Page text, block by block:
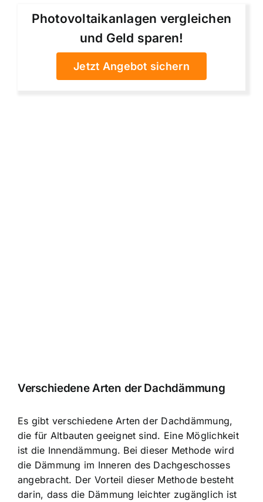
Photovoltaikanlagen vergleichen
und Geld sparen!
Jetzt Angebot sichern
Verschiedene Arten der Dachdämmung
Es gibt verschiedene Arten der Dachdämmung,
die für Altbauten geeignet sind. Eine Möglichkeit
ist die Innendämmung. Bei dieser Methode wird
die Dämmung im Inneren des Dachgeschosses
angebracht. Der Vorteil dieser Methode besteht
darin, dass die Dämmung leichter zugänglich ist